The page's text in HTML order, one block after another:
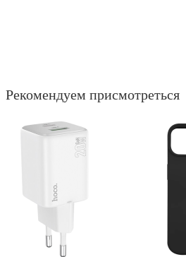
Рекомендуем присмотреться